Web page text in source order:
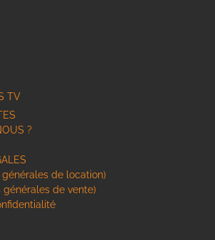
TV
?
de location)
générales de vente)